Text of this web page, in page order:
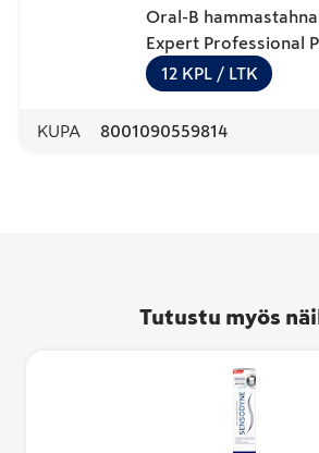
Oral-B
Expert Professional
12 KPL / LTK
KUPA 8001090559814
Tutustu myös